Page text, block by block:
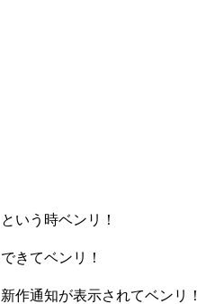
いう時ベンリ！
きてベンリ！
作通知が表示されてベンリ！